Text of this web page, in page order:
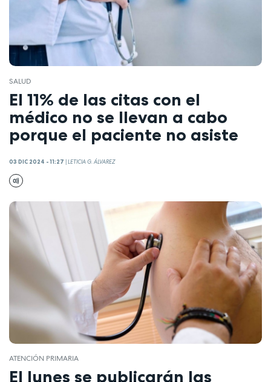
SALUD
El 11% de las citas con el
médico no se llevan a cabo
porque el paciente no asiste
03 DIC 2024 - 11:27 |LETICIA G. ÁLVAREZ
ATENCIÓN PRIMARIA
El lunes se publicarán las